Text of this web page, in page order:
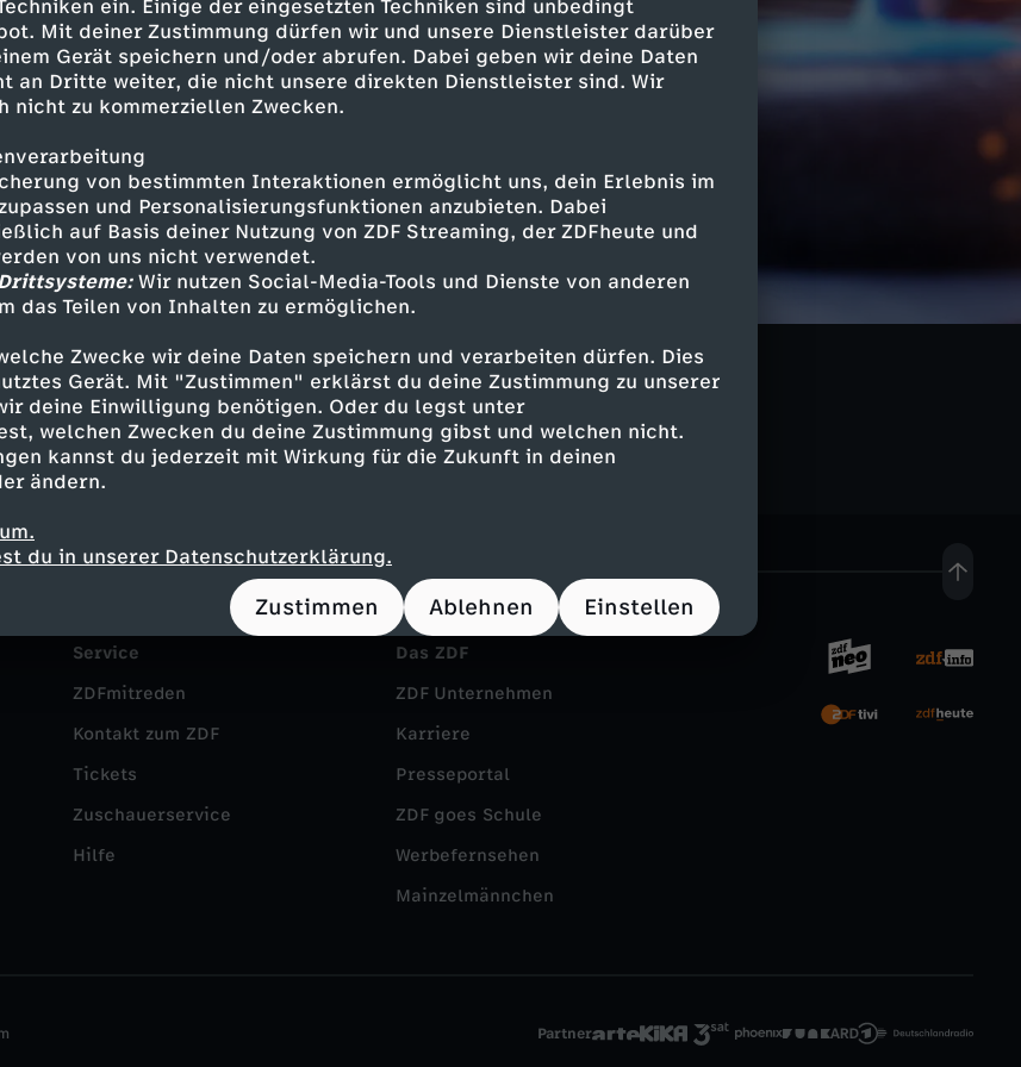
ein. Einige der eingesetzten Techniken sind unbedingt
Mit deiner Zustimmung dürfen wir und unsere Dienstleister darüber
Gerät speichern und/oder abrufen. Dabei geben wir deine Daten
an Dritte weiter, die nicht unsere direkten Dienstleister sind. Wir
nicht zu kommerziellen Zwecken.
von bestimmten Interaktionen ermöglicht uns, dein Erlebnis im
und Personalisierungsfunktionen anzubieten. Dabei
auf Basis deiner Nutzung von ZDF Streaming, der ZDFheute und
von uns nicht verwendet.
Wir nutzen Social-Media-Tools und Dienste von anderen
das Teilen von Inhalten zu ermöglichen.
Zwecke wir deine Daten speichern und verarbeiten dürfen. Dies
Gerät. Mit "Zustimmen" erklärst du deine Zustimmung zu unserer
deine Einwilligung benötigen. Oder du legst unter
welchen Zwecken du deine Zustimmung gibst und welchen nicht.
kannst du jederzeit mit Wirkung für die Zukunft in deinen
ändern.
du in unserer Datenschutzerklärung.
Zustimmen Ablehnen Einstellen
Alexandra
entdecken
unterhaltsam Olympia 2026
Service
ZDFmitreden
Kontakt zum ZDF
Tickets
Zuschauerservice
Hilfe
Das ZDF
ZDF Unternehmen
Karriere
Presseportal
ZDF goes Schule
Werbefernsehen
Mainzelmännchen
Partner